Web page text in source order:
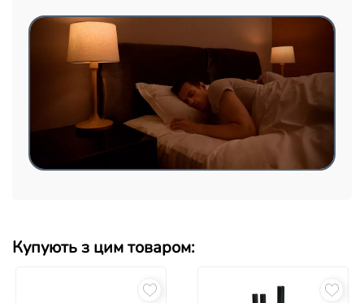
Купують з цим товаром: